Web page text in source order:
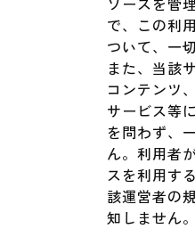
で、この利
ついて、一
また、当該
コンテンツ
サービス等
を問わず、
ん。利用者
スを利用す
該運営者の
知しません。